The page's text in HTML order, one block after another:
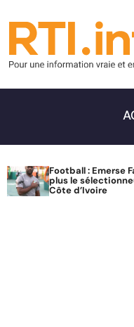
Football : Emerse
plus le
Côte d’Ivoire